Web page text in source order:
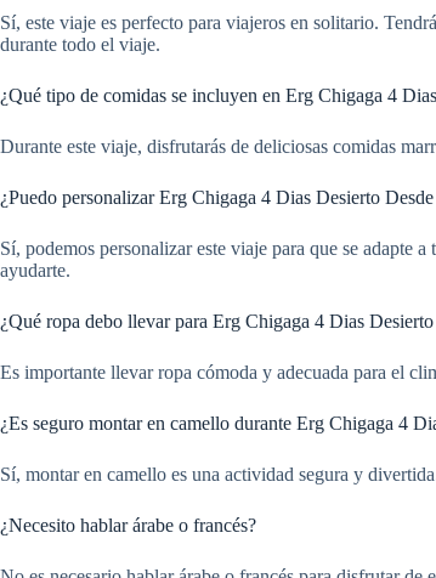
Sí, este viaje es perfecto para viajeros en solitario.
durante todo el viaje.
¿Qué tipo de comidas se incluyen en Erg Chigaga 4
Durante este viaje, disfrutarás de deliciosas comidas
¿Puedo personalizar Erg Chigaga 4 Dias Desierto
Sí, podemos personalizar este viaje para que se adapte
ayudarte.
¿Qué ropa debo llevar para Erg Chigaga 4 Dias
Es importante llevar ropa cómoda y adecuada para el
¿Es seguro montar en camello durante Erg Chigaga 4
Sí, montar en camello es una actividad segura y
¿Necesito hablar árabe o francés?